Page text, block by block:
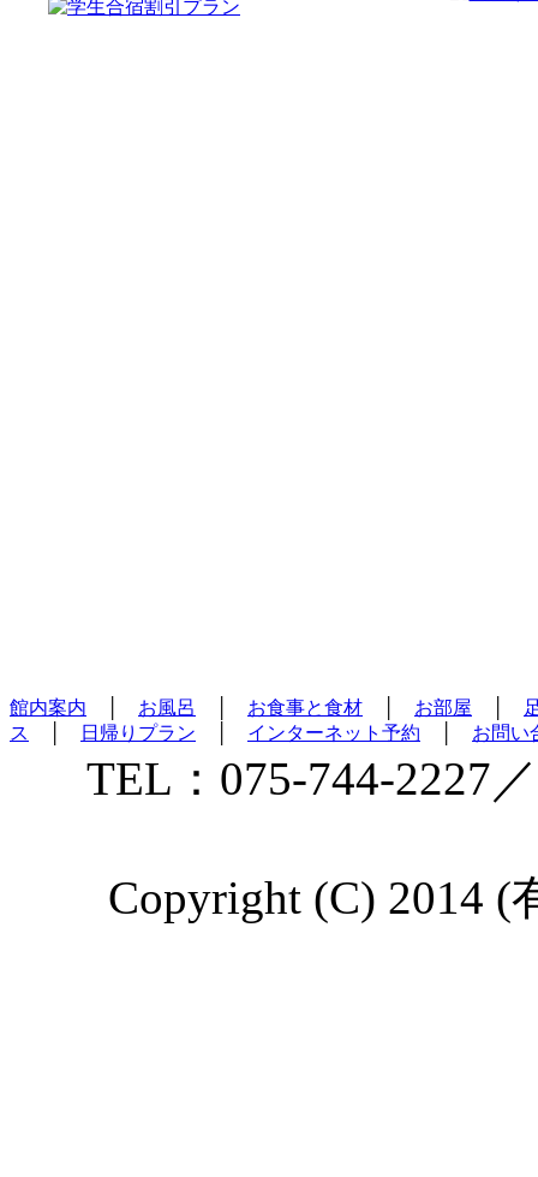
館内案内 お風呂 お食事と食材 お部屋
ス
日帰りプラン インターネット予約 お問い
TEL：075-744-2227
Copyright (C) 2014 (